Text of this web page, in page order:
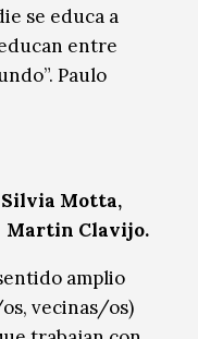
se educa a
entre
Paulo
Motta,
Martin Clavijo.
amplio
vecinas/os)